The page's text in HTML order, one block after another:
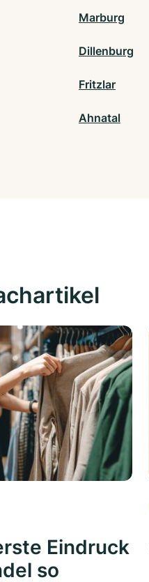
Marburg
Dillenburg
Fritzlar
Ahnatal
Eindruck
so